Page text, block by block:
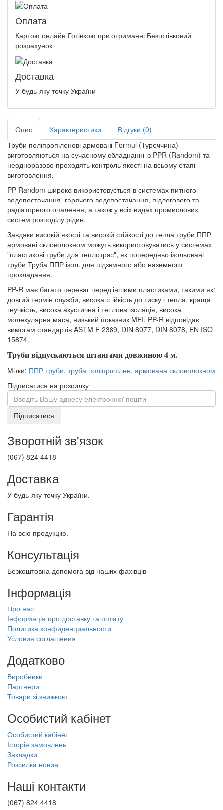
Оплата
Картою онлайн Готівкою при отриманні Безготівковий
розрахунок
Доставка
У будь-яку точку України
Опис Характеристики
Відгуки (0)
Труби поліпропіленові армовані Formul (Туреччина)
виготовляються на сучасному обладнанні із PPR (Random) та
неодноразово проходять контроль якості на всьому етапі
виготовлення.
PP Random широко використовується в системах питного
водопостачання, гарячого водопостачання, підлогового та
радіаторного опалення, а також у всіх видах промислових
систем розподілу рідин.
Завдяки високій якості та високій стійкості до тепла труби ППР
армовані скловолокном можуть використовуватись у системах
"пластикові труби для теплотрас", як попередньо ізольовані
труби Труба ППР ізол. для підземного або наземного
прокладання.
PP-R має багато переваг перед іншими пластиками, такими як:
довгий термін служби, висока стійкість до тиску і тепла, краща
гнучкість, висока акустична і теплова ізоляція, висока
молекулярна маса, низький показник MFI. PP-R відповідає
вимогам стандартів ASTM F 2389, DIN 8077, DIN 8078, EN ISO
15874.
Труби відпускаються штангами довжиною 4 м.
Мітки: ППР труби, труба поліпропілен, армована скловолокном
Підписатися на розсилку
Підписатися
Зворотній зв'язок
(067) 824 4418
Доставка
У будь-яку точку України.
Гарантія
На всю продукцію.
Консультація
Безкоштовна допомога від наших фахівців
Інформація
Про нас
Інформація про доставку та оплату
Политика конфиденциальности
Условия соглашения
Додатково
Виробники
Партнери
Товари зі знижкою
Особистий кабінет
Особистий кабінет
Історія замовлень
Закладки
Розсилка новин
Наші контакти
(067) 824 4418